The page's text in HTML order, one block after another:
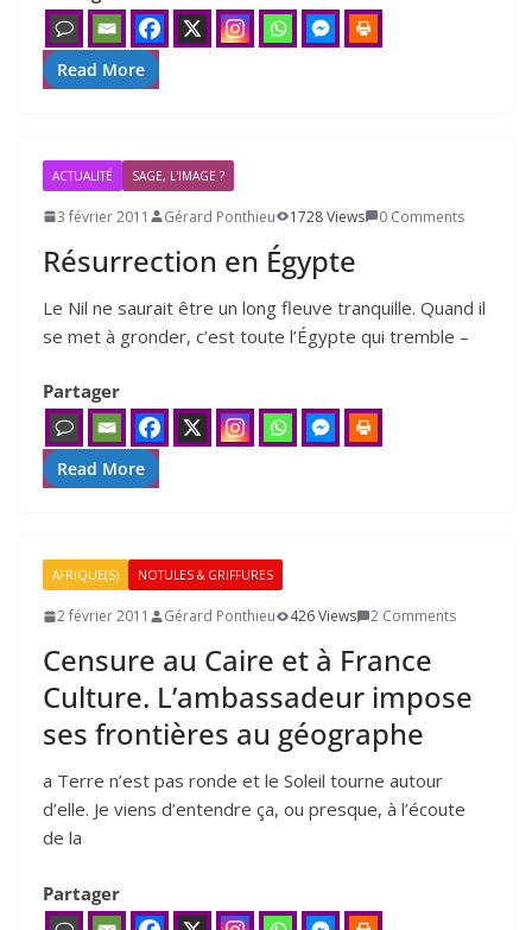
Read More
ACTUALITÉ SAGE, L'IMAGE ?
3 février 2011 Gérard Ponthieu 1728 Views 0 Comments
Résurrection en Égypte
Le Nil ne sau­rait être un long fleuve tran­quille. Quand il
se met à gron­der, c’est toute l’Égypte qui tremble –
Partager
Read More
AFRIQUE(S) NOTULES & GRIFFURES
2 février 2011 Gérard Ponthieu 426 Views 2 Comments
Censure au Caire et à France
Culture. L’ambassadeur impose
ses frontières au géographe
a Terre n’est pas ronde et le Soleil tourne autour
d’elle. Je viens d’entendre ça, ou presque, à l’écoute
de la
Partager